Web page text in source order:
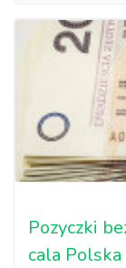
Pozyczki
cala Polska